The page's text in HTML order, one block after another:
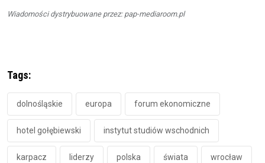
Wiadomości dystrybuowane przez: pap-mediaroom.pl
Tags:
dolnośląskie europa forum ekonomiczne
hotel gołębiewski instytut studiów wschodnich
karpacz liderzy polska świata wrocław